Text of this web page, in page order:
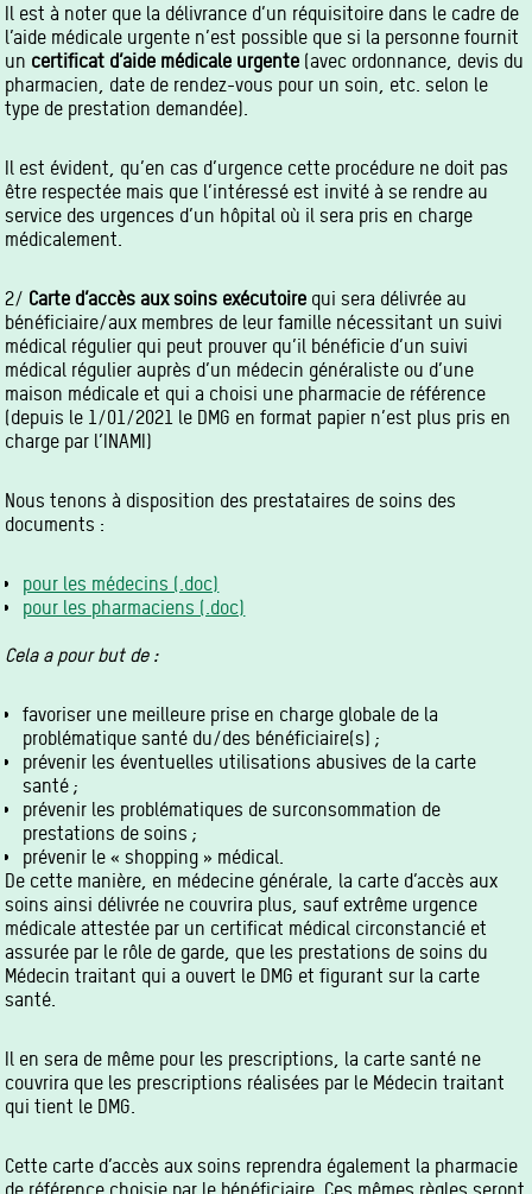
Il est à noter que la délivrance d’un réquisitoire dans le cadre de
l’aide médicale urgente n’est possible que si la personne fournit
un certificat d’aide médicale urgente (avec ordonnance, devis du
pharmacien, date de rendez-vous pour un soin, etc. selon le
type de prestation demandée).
Il est évident, qu’en cas d’urgence cette procédure ne doit pas
être respectée mais que l’intéressé est invité à se rendre au
service des urgences d’un hôpital où il sera pris en charge
médicalement.
2/ Carte d’accès aux soins exécutoire qui sera délivrée au
bénéficiaire/aux membres de leur famille nécessitant un suivi
médical régulier qui peut prouver qu’il bénéficie d’un suivi
médical régulier auprès d’un médecin généraliste ou d’une
maison médicale et qui a choisi une pharmacie de référence
(depuis le 1/01/2021 le DMG en format papier n’est plus pris en
charge par l’INAMI)
Nous tenons à disposition des prestataires de soins des
documents :
pour les médecins (.doc)
pour les pharmaciens (.doc)
Cela a pour but de :
favoriser une meilleure prise en charge globale de la
problématique santé du/des bénéficiaire(s) ;
prévenir les éventuelles utilisations abusives de la carte
santé ;
prévenir les problématiques de surconsommation de
prestations de soins ;
prévenir le « shopping » médical.
De cette manière, en médecine générale, la carte d’accès aux
soins ainsi délivrée ne couvrira plus, sauf extrême urgence
médicale attestée par un certificat médical circonstancié et
assurée par le rôle de garde, que les prestations de soins du
Médecin traitant qui a ouvert le DMG et figurant sur la carte
santé.
Il en sera de même pour les prescriptions, la carte santé ne
couvrira que les prescriptions réalisées par le Médecin traitant
qui tient le DMG.
Cette carte d’accès aux soins reprendra également la pharmacie
de référence choisie par le bénéficiaire. Ces mêmes règles seront